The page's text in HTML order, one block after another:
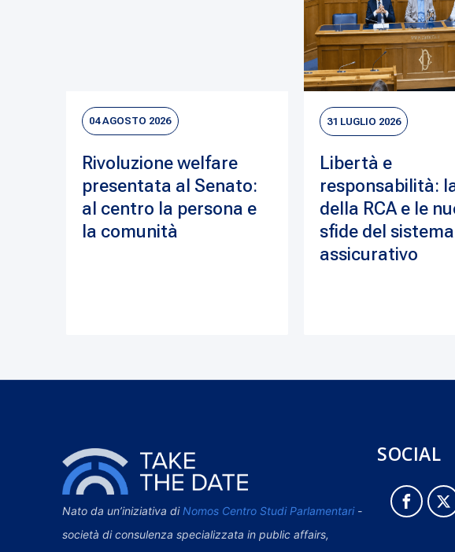
04 AGOSTO 2026
Rivoluzione welfare
presentata al Senato:
al centro la persona e
la comunità
31 LUGLIO 2026
Libertà e
responsabilità:
della RCA e le
sfide del sistema
assicurativo
Nato da un’iniziativa di Nomos Centro Studi Parlamentari-
società di consulenza specializzata in public affairs,
SOCIAL